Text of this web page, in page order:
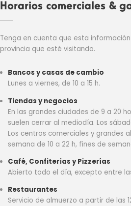
Horarios comerciales &
Tenga en cuenta que esta
provincia que esté visitando.
Bancos y casas de cambio
Lunes a viernes, de 10 a 15 h.
Tiendas y negocios
En las grandes ciudades de 9 a 20
suelen cerrar al mediodía. Los
Los centros comerciales y grandes
semana de 10 a 22 h, fines de
Café, Confiterías y Pizzerías
Abierto todo el día, excepto entre
Restaurantes
Servicio de almuerzo a partir de las